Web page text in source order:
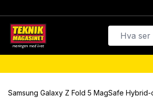
Samsung Galaxy Z Fold 5 MagSafe